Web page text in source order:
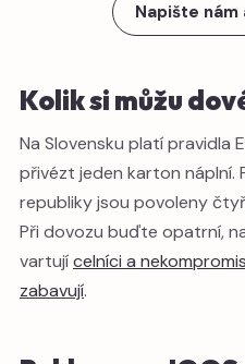
Napište
Kolik si můžu
Na Slovensku platí pravidla
přivézt jeden karton náplní.
republiky jsou povoleny
Při dovozu buďte opatrní,
vartujícelníci a
zabavují.